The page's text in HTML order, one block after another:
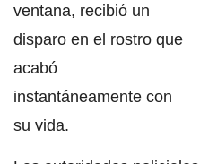
ventana, recibió un
disparo en el rostro que
acabó
instantáneamente con
su vida.